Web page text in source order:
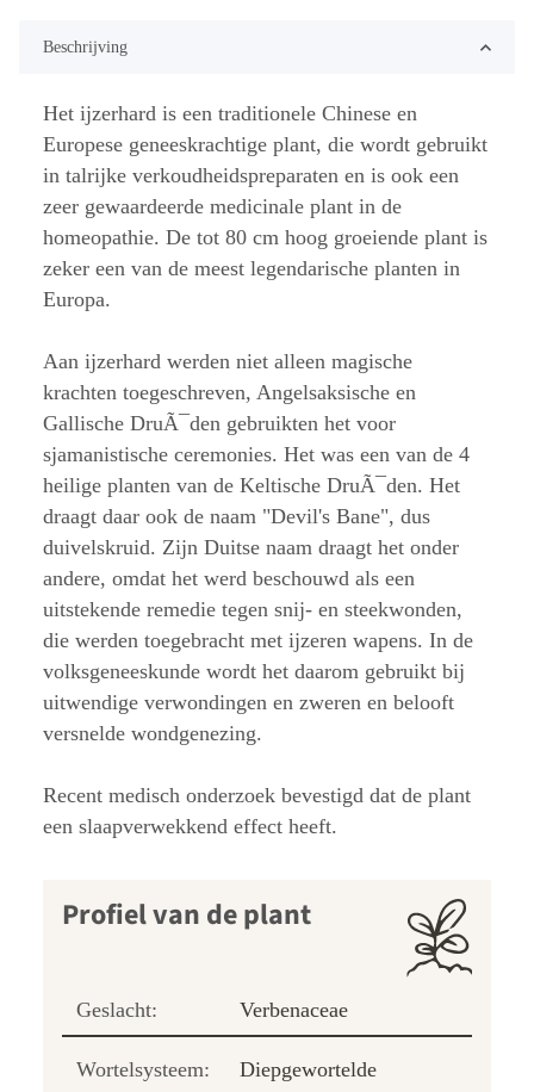
Beschrijving
Het ijzerhard is een traditionele Chinese en
Europese geneeskrachtige plant, die wordt gebruikt
in talrijke verkoudheidspreparaten en is ook een
zeer gewaardeerde medicinale plant in de
homeopathie. De tot 80 cm hoog groeiende plant is
zeker een van de meest legendarische planten in
Europa.
Aan ijzerhard werden niet alleen magische
krachten toegeschreven, Angelsaksische en
Gallische DruÃ¯den gebruikten het voor
sjamanistische ceremonies. Het was een van de 4
heilige planten van de Keltische DruÃ¯den. Het
draagt daar ook de naam "Devil's Bane", dus
duivelskruid. Zijn Duitse naam draagt het onder
andere, omdat het werd beschouwd als een
uitstekende remedie tegen snij- en steekwonden,
die werden toegebracht met ijzeren wapens. In de
volksgeneeskunde wordt het daarom gebruikt bij
uitwendige verwondingen en zweren en belooft
versnelde wondgenezing.
Recent medisch onderzoek bevestigd dat de plant
een slaapverwekkend effect heeft.
Profiel van de plant
Geslacht: Verbenaceae
Wortelsysteem: Diepgewortelde